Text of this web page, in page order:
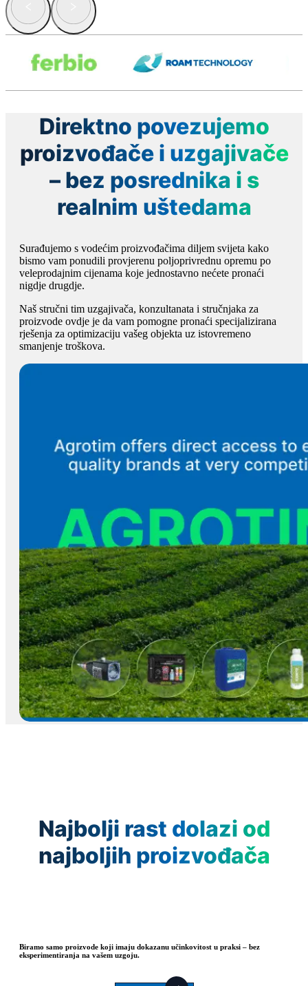
Direktno povezujemo
proizvođače i uzgajivače
– bez posrednika i s
realnim uštedama
Surađujemo s vodećim proizvođačima diljem svijeta kako
bismo vam ponudili provjerenu poljoprivrednu opremu po
veleprodajnim cijenama koje jednostavno nećete pronaći
nigdje drugdje.
Naš stručni tim uzgajivača, konzultanata i stručnjaka za
proizvode ovdje je da vam pomogne pronaći specijalizirana
rješenja za optimizaciju vašeg objekta uz istovremeno
smanjenje troškova.
Najbolji rast dolazi od
najboljih proizvođača
Biramo samo proizvode koji imaju dokazanu učinkovitost u praksi – bez
eksperimentiranja na vašem uzgoju.